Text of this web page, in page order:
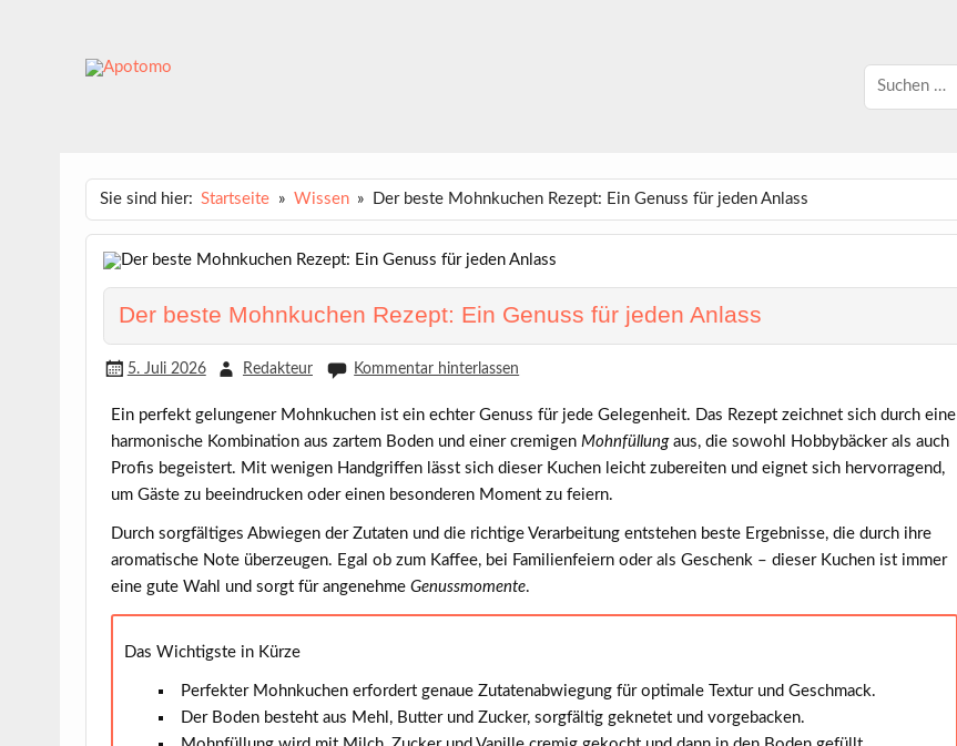
APOTOMO
Sie sind hier: Startseite Wissen Der beste Mohnkuchen Rezept: Ein Genuss für jeden Anlass
Der beste Mohnkuchen Rezept: Ein Genuss für jeden Anlass
5. Juli 2026 Redakteur Kommentar hinterlassen
Ein perfekt gelungener Mohnkuchen ist ein echter Genuss für jede Gelegenheit. Das Rezept zeichnet sich durch eine
harmonische Kombination aus zartem Boden und einer cremigen Mohnfüllungaus, die sowohl Hobbybäcker als auch
Profis begeistert. Mit wenigen Handgriffen lässt sich dieser Kuchen leicht zubereiten und eignet sich hervorragend,
um Gäste zu beeindrucken oder einen besonderen Moment zu feiern.
Durch sorgfältiges Abwiegen der Zutaten und die richtige Verarbeitung entstehen beste Ergebnisse, die durch ihre
aromatische Note überzeugen. Egal ob zum Kaffee, bei Familienfeiern oder als Geschenk – dieser Kuchen ist immer
eine gute Wahl und sorgt für angenehmeGenussmomente.
Das Wichtigste in Kürze
Perfekter Mohnkuchen erfordert genaue Zutatenabwiegung für optimale Textur und Geschmack.
Der Boden besteht aus Mehl, Butter und Zucker, sorgfältig geknetet und vorgebacken.